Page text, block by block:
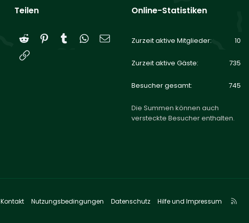
Teilen
Reddit Pinterest
Tumblr WhatsApp
E-Mail
Online-Statistiken
Zurzeit aktive Mitglieder 10
Zurzeit aktive Gäste 735
Besucher gesamt 745
Die Summen können auch
versteckte Besucher enthalten.
Kontakt Nutzungsbedingungen Datenschutz Hilfe und Impressum
R